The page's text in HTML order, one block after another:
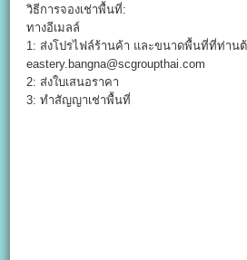
วิธีการจองเช่าพื้นที่:
ทางอีเมลล์
1: ส่งโปรไฟล์ร้านค้า และขนาดพื้นที่ที่ท่านต้
eastery.bangna@scgroupthai.com
2: ส่งใบเสนอราคา
3: ทำสัญญาเช่าพื้นที่